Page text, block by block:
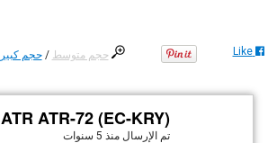
حجم متوسط /حجم كبير Like
ATR ATR-72 (EC-KRY)
تم الإرسال منذ 5 سنوات